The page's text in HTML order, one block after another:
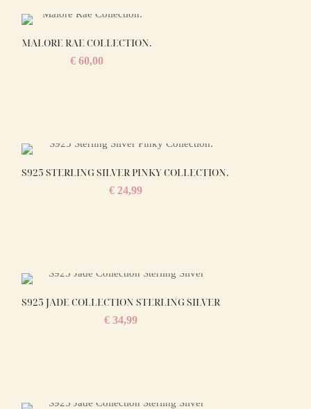
MALORE RAE COLLECTION.
€ 60,00
S925 STERLING SILVER PINKY COLLECTION.
€24,99
S925 JADE COLLECTION STERLING SILVER
€ 34,99